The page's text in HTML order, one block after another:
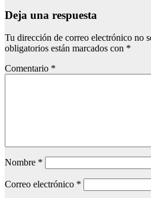
Deja una respuesta
Tu dirección de correo electrónico no
obligatorios están marcados con *
Comentario *
Nombre *
Correo electrónico *